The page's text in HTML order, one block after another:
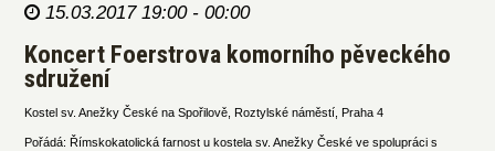
15.03.2017 19:00 - 00:00
Koncert Foerstrova komorního pěveckého
sdružení
Kostel sv. Anežky České na Spořilově, Roztylské náměstí, Praha 4
Pořádá: Římskokatolická farnost u kostela sv. Anežky České ve spolupráci s